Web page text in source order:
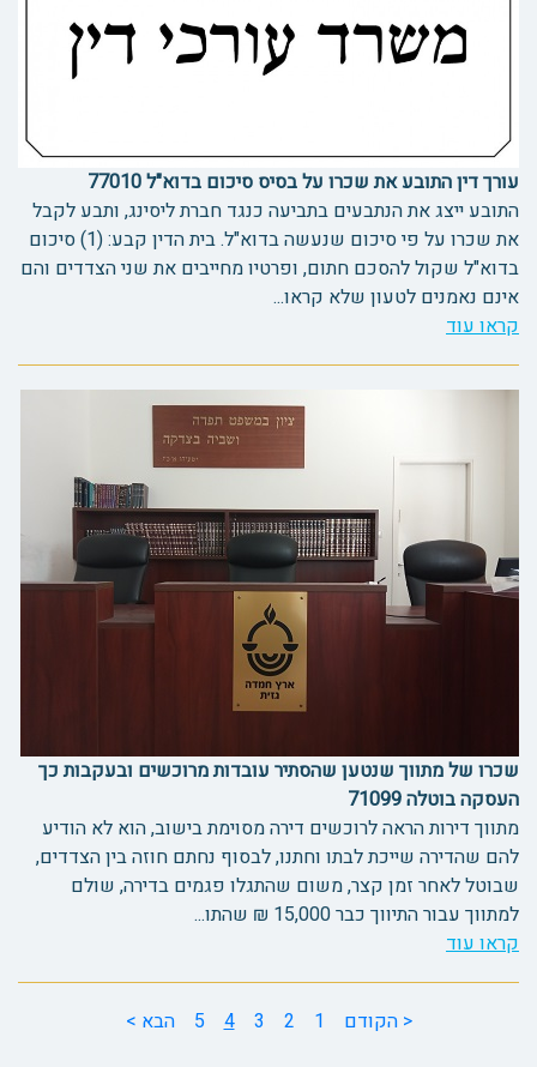
עורך דין התובע את שכרו על בסיס סיכום בדוא"ל 77010
התובע ייצג את הנתבעים בתביעה כנגד חברת ליסינג, ותבע לקבל
את שכרו על פי סיכום שנעשה בדוא"ל. בית הדין קבע: (1) סיכום
בדוא"ל שקול להסכם חתום, ופרטיו מחייבים את שני הצדדים והם
אינם נאמנים לטעון שלא קראו...
קראו עוד
שכרו של מתווך שנטען שהסתיר עובדות מרוכשים ובעקבות כך
העסקה בוטלה 71099
מתווך דירות הראה לרוכשים דירה מסוימת בישוב, הוא לא הודיע
להם שהדירה שייכת לבתו וחתנו, לבסוף נחתם חוזה בין הצדדים,
שבוטל לאחר זמן קצר, משום שהתגלו פגמים בדירה, שולם
למתווך עבור התיווך כבר 15,000 ₪ שהתו...
קראו עוד
< הקודם 1
2
3
4
5 הבא >